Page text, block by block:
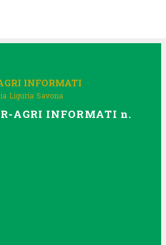
INFORMATI
Liguria Savona
AGRI INFORMATI n.